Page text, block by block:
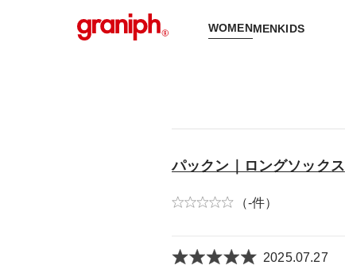
WOMENMENKIDS
パックン｜ロングソックス
（-件）
2025.07.27